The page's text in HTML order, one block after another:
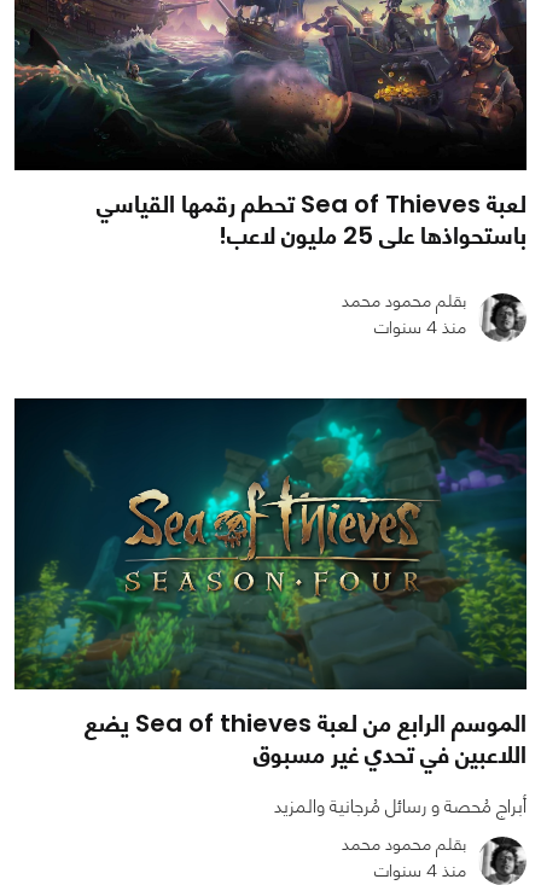
1341
لعبة Sea of Thieves تحطم رقمها القياسي
باستحواذها على 25 مليون لاعب!
بقلم محمود محمد
منذ 4 سنوات
الموسم الرابع من لعبة Sea of thieves يضع
اللاعبين في تحدي غير مسبوق
أبراج مُحصة و رسائل مُرجانية والمزيد
بقلم محمود محمد
منذ 4 سنوات